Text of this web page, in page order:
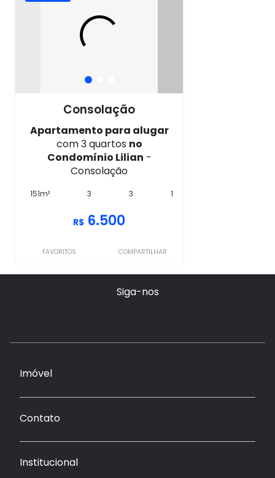
Consolação
Apartamento para alugar
com 3 quartos no
Condomínio Lilian -
Consolação
151m² 3 3 1
R$ 6.500
FAVORITOS COMPARTILHAR
Siga-nos
Imóvel
Contato
Institucional